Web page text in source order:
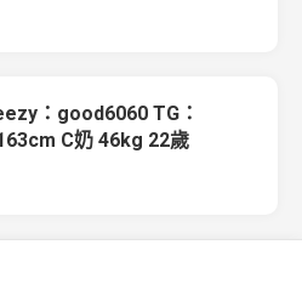
：good6060 TG：
C奶 46kg 22歲